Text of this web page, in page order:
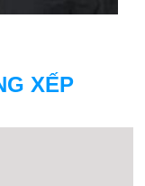
XẾP